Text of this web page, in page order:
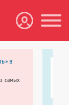
в
самых